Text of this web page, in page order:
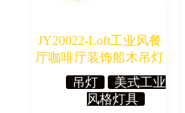
JY20022-Loft工业风餐
厅咖啡厅装饰船木吊灯
吊灯
美式工业
风格灯具